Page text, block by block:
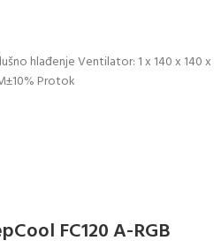
hlađenje Ventilator: 1 x 140 x 140 x
Protok
FC120 A-RGB